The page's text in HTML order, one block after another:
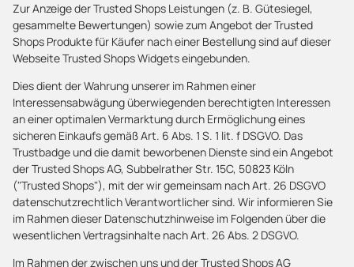
Zur Anzeige der Trusted Shops Leistungen (z. B. Gütesiegel,
gesammelte Bewertungen) sowie zum Angebot der Trusted
Shops Produkte für Käufer nach einer Bestellung sind auf dieser
Webseite Trusted Shops Widgets eingebunden.
Dies dient der Wahrung unserer im Rahmen einer
Interessensabwägung überwiegenden berechtigten Interessen
an einer optimalen Vermarktung durch Ermöglichung eines
sicheren Einkaufs gemäß Art. 6 Abs. 1 S. 1 lit. f DSGVO. Das
Trustbadge und die damit beworbenen Dienste sind ein Angebot
der Trusted Shops AG, Subbelrather Str. 15C, 50823 Köln
("Trusted Shops"), mit der wir gemeinsam nach Art. 26 DSGVO
datenschutzrechtlich Verantwortlicher sind. Wir informieren Sie
im Rahmen dieser Datenschutzhinweise im Folgenden über die
wesentlichen Vertragsinhalte nach Art. 26 Abs. 2 DSGVO.
Im Rahmen der zwischen uns und der Trusted Shops AG